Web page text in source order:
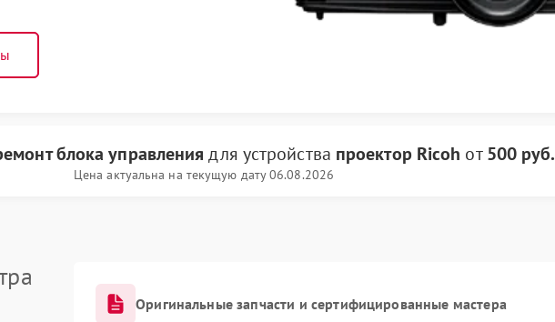
блока управления для устройства проектор Ricoh от500 руб.
Цена актуальна на текущую дату 06.08.2026
Оригинальные запчасти и сертифицированные мастера